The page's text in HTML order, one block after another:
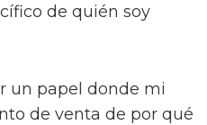
de quién soy
un papel donde mi
de venta de por qué